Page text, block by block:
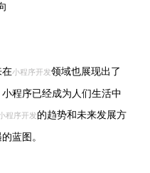
在小程序开发领域也展现出了
程序已经成为人们生活中
程序开发的趋势和未来发展方
蓝图。